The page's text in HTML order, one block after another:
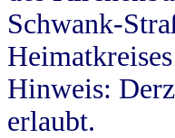
Schwank-
Hinweis:
erlaubt.